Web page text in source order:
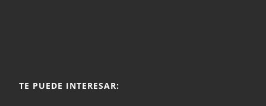
TE PUEDE INTERESAR: